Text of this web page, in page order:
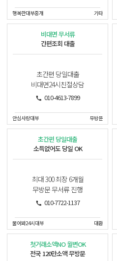
행복한대부중개 기타
비대면 무서류
간편조회 대출
초간편 당일대출
비대면24시친절상담
010-4613-7899
안심사랑대부 무방문
초간편 당일대출
소득없어도 당일 OK
최대 300 최장 6개월
무방문 무서류 진행
010-7722-1137
물어봐24시대부 대환
첫거래소액NO 월변OK
전국 120만소액 무방문